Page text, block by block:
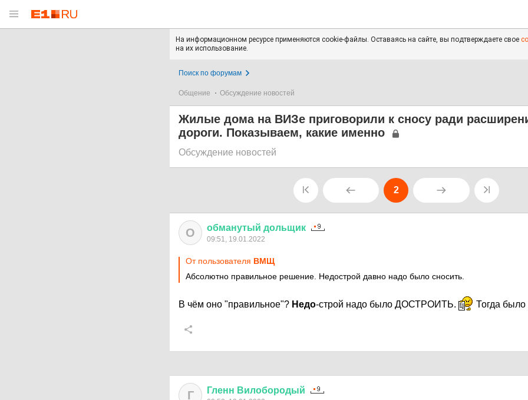
На информационном ресурсе применяются cookie-файлы. Оставаясь на сайте, вы подтверждаете свое
на их использование.
Поиск по форумам
Общение Обсуждение новостей
Жилые дома на ВИЗе приговорили к сносу ради
дороги. Показываем, какие именно
Обсуждение новостей
2
О обманутый дольщик
09:51, 19.01.2022
От пользователя ВМЩ
Абсолютно правильное решение. Недострой давно надо было сносить.
В чём оно "правильное"? Недо-строй надо было ДОСТРОИТЬ. Тогда
Г Гленн Вилобородый